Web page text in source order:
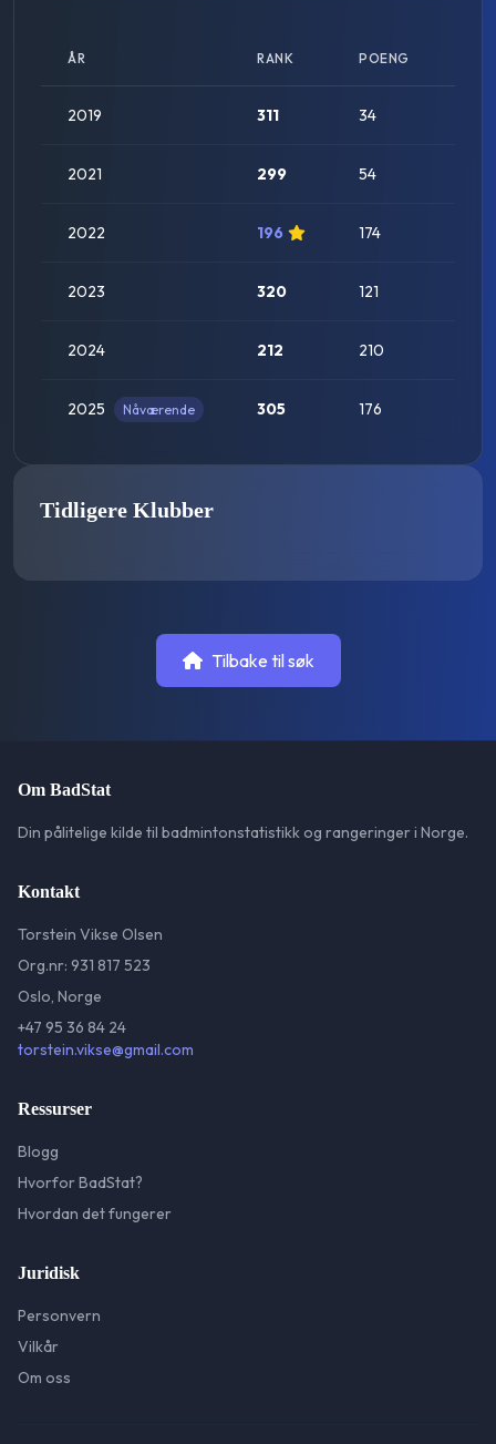
ÅR RANK POENG
2019 311 34
2021 299 54
2022 196 174
2023 320 121
2024 212 210
2025 Nåværende 305 176
Tidligere Klubber
Tilbake til søk
Om BadStat
Din pålitelige kilde til badmintonstatistikk og rangeringer i Norge.
Kontakt
Torstein Vikse Olsen
Org.nr: 931 817 523
Oslo, Norge
+47 95 36 84 24
torstein.vikse@gmail.com
Ressurser
Blogg
Hvorfor BadStat?
Hvordan det fungerer
Juridisk
Personvern
Vilkår
Om oss